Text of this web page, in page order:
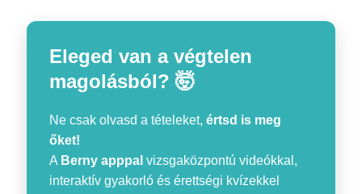
Eleged van a végtelen
magolásból? 🤯
Ne csak olvasd a tételeket,értsd is meg
őket!
A Berny apppal vizsgaközpontú videókkal,
interaktív gyakorló és érettségi kvízekkel